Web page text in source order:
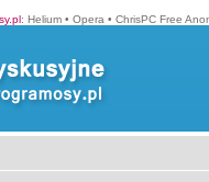
: Helium • Opera • ChrisPC Free